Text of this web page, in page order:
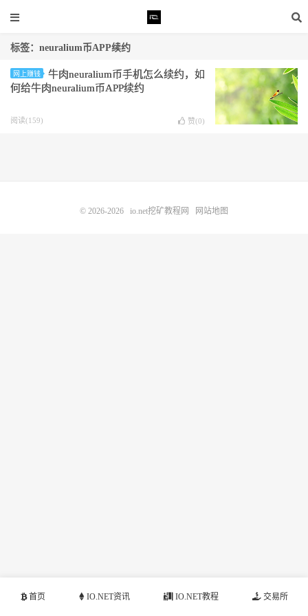
标签：neuralium币APP续约
网上赚钱
牛肉neuralium币手机怎么续约，如
何给牛肉neuralium币APP续约
阅读(159) 赞(0)
首页 IO.NET资讯 IO.NET教程 交易所
© 2026-2026 io.net挖矿教程网 网站地图